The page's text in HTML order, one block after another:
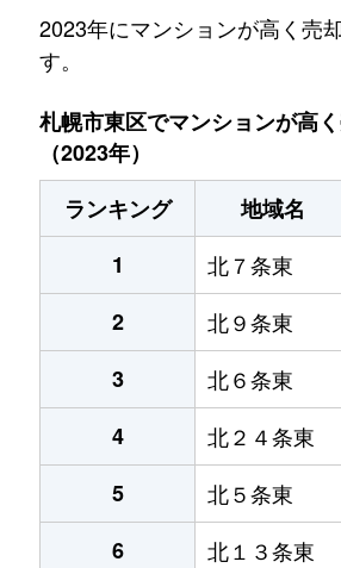
2023年にマンションが高く売
す。
札幌市東区でマンションが高
（2023年）
ランキング
地域名
1
北７条東
2
北９条東
3
北６条東
4
北２４条東
5
北５条東
6
北１３条東